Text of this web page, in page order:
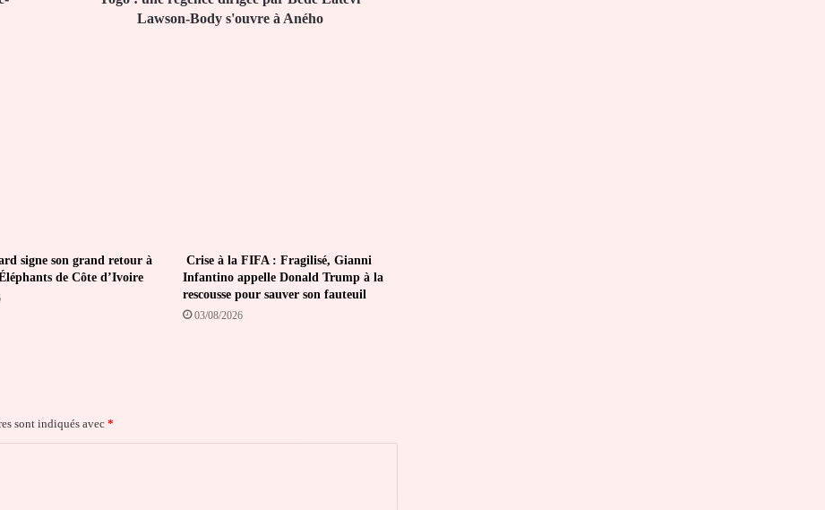
Lawson-Body s'ouvre à Aného
signe son grand retour à
de Côte d’Ivoire
Crise à la FIFA : Fragilisé, Gianni
Infantino appelle Donald Trump à la
rescousse pour sauver son fauteuil
03/08/2026
sont indiqués avec *